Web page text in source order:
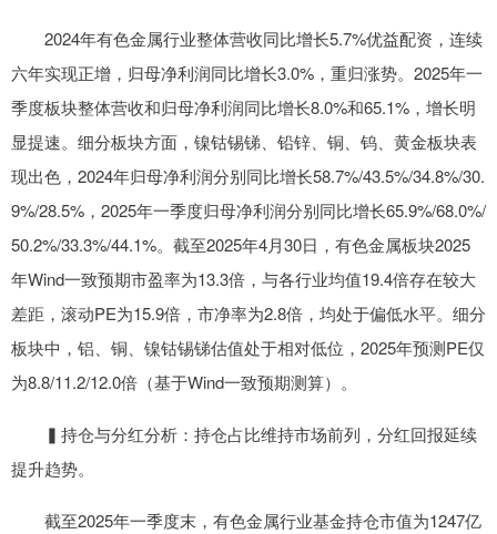
2024年有色金属行业整体营收同比增长5.7%优益配资，连续
六年实现正增，归母净利润同比增长3.0%，重归涨势。2025年一
季度板块整体营收和归母净利润同比增长8.0%和65.1%，增长明
显提速。细分板块方面，镍钴锡锑、铅锌、铜、钨、黄金板块表
现出色，2024年归母净利润分别同比增长58.7%/43.5%/34.8%/30.
9%/28.5%，2025年一季度归母净利润分别同比增长65.9%/68.0%/
50.2%/33.3%/44.1%。截至2025年4月30日，有色金属板块2025
年Wind一致预期市盈率为13.3倍，与各行业均值19.4倍存在较大
差距，滚动PE为15.9倍，市净率为2.8倍，均处于偏低水平。细分
板块中，铝、铜、镍钴锡锑估值处于相对低位，2025年预测PE仅
为8.8/11.2/12.0倍（基于Wind一致预期测算）。
▍持仓与分红分析：持仓占比维持市场前列，分红回报延续
提升趋势。
截至2025年一季度末，有色金属行业基金持仓市值为1247亿